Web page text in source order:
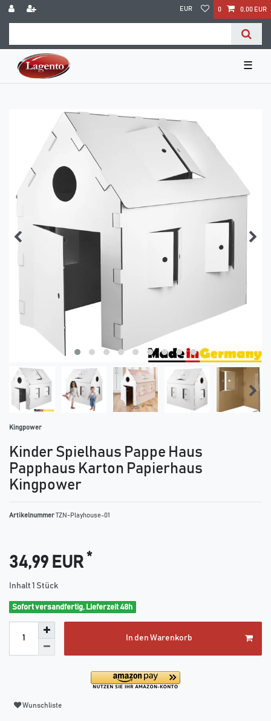
EUR 0 0,00 EUR
☰
Kingpower
Kinder Spielhaus Pappe Haus
Papphaus Karton Papierhaus
Kingpower
ArtikelnummerTZN-Playhouse-01
34,99 EUR *
Inhalt 1 Stück
Sofort versandfertig, Lieferzeit 48h
In den Warenkorb
Wunschliste